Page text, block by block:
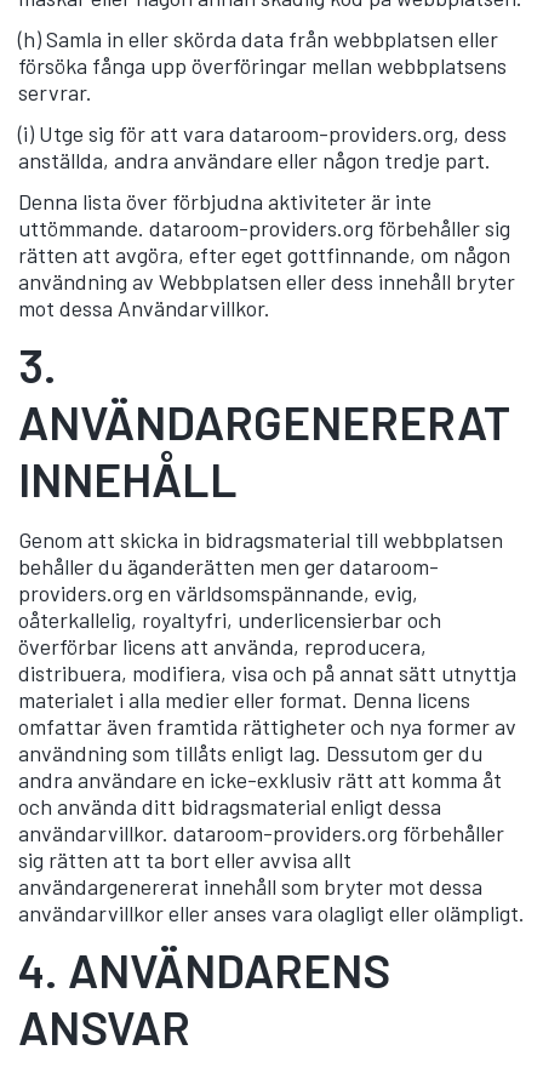
(h) Samla in eller skörda data från webbplatsen eller
försöka fånga upp överföringar mellan webbplatsens
servrar.
(i) Utge sig för att vara dataroom-providers.org, dess
anställda, andra användare eller någon tredje part.
Denna lista över förbjudna aktiviteter är inte
uttömmande. dataroom-providers.org förbehåller sig
rätten att avgöra, efter eget gottfinnande, om någon
användning av Webbplatsen eller dess innehåll bryter
mot dessa Användarvillkor.
3.
ANVÄNDARGENERERAT
INNEHÅLL
Genom att skicka in bidragsmaterial till webbplatsen
behåller du äganderätten men ger dataroom-
providers.org en världsomspännande, evig,
oåterkallelig, royaltyfri, underlicensierbar och
överförbar licens att använda, reproducera,
distribuera, modifiera, visa och på annat sätt utnyttja
materialet i alla medier eller format. Denna licens
omfattar även framtida rättigheter och nya former av
användning som tillåts enligt lag. Dessutom ger du
andra användare en icke-exklusiv rätt att komma åt
och använda ditt bidragsmaterial enligt dessa
användarvillkor. dataroom-providers.org förbehåller
sig rätten att ta bort eller avvisa allt
användargenererat innehåll som bryter mot dessa
användarvillkor eller anses vara olagligt eller olämpligt.
4. ANVÄNDARENS
ANSVAR